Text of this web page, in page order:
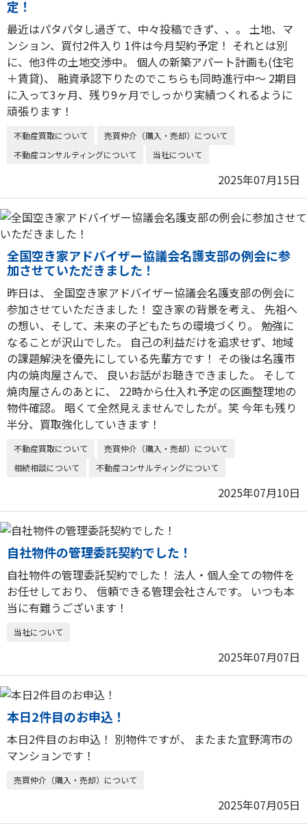
定！
最近はパタパタし過ぎて、中々投稿できず、、。 土地、マ
ンション、買付2件入り 1件は今月契約予定！ それとは別
に、他3件の土地交渉中。 個人の新築アパート計画も(住宅
＋賃貸)、 融資承認下りたのでこちらも同時進行中〜 2期目
に入って3ヶ月、残り9ヶ月でしっかり実績つくれるように
頑張ります！
不動産買取について
売買仲介（購入・売却）について
不動産コンサルティングについて
当社について
2025年07月15日
全国空き家アドバイザー協議会名護支部の例会に参
加させていただきました！
昨日は、 全国空き家アドバイザー協議会名護支部の例会に
参加させていただきました！ 空き家の背景を考え、 先祖へ
の想い、そして、未来の子どもたちの環境づくり。 勉強に
なることが沢山でした。 自己の利益だけを追求せず、地域
の課題解決を優先にしている先輩方です！ その後は名護市
内の焼肉屋さんで、 良いお話がお聴きできました。 そして
焼肉屋さんのあとに、 22時から仕入れ予定の区画整理地の
物件確認。 暗くて全然見えませんでしたが。笑 今年も残り
半分、買取強化していきます！
不動産買取について
売買仲介（購入・売却）について
相続相談について
不動産コンサルティングについて
2025年07月10日
自社物件の管理委託契約でした！
自社物件の管理委託契約でした！ 法人・個人全ての物件を
お任せしており、 信頼できる管理会社さんです。 いつも本
当に有難うございます！
当社について
2025年07月07日
本日2件目のお申込！
本日2件目のお申込！ 別物件ですが、 またまた宜野湾市の
マンションです！
売買仲介（購入・売却）について
2025年07月05日